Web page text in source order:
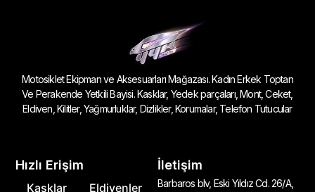
Motosiklet Ekipman ve Aksesuarları Mağazası. Kadın Erkek Toptan
Ve Perakende Yetkili Bayisi. Kasklar, Yedek parçaları, Mont, Ceket,
Eldiven, Kilitler, Yağmurluklar, Dizlikler, Korumalar, Telefon Tutucular
Hızlı Erişim
Kasklar Eldivenler
İletişim
Barbaros blv, Eski Yıldız Cd. 26/A,